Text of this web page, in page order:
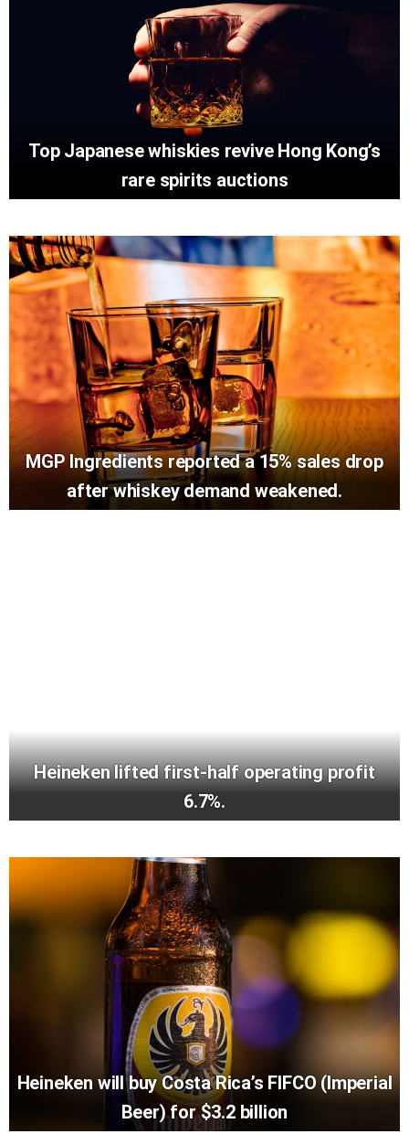
Top Japanese whiskies revive Hong Kong’s
rare spirits auctions
MGP Ingredients reported a 15% sales drop
after whiskey demand weakened.
Heineken lifted first-half operating profit
6.7%.
Heineken will buy Costa Rica’s FIFCO (Imperial
Beer) for $3.2 billion